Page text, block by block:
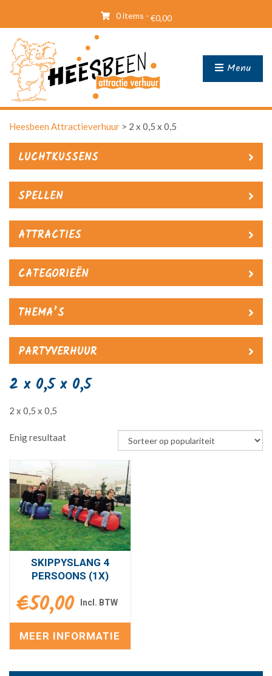
0 items - €0,00
Menu
Heesbeen Attractieverhuur > 2 x 0,5 x 0,5
LUCHTKUSSENS
SPELLEN
ATTRACTIES
CATEGORIEËN
THEMA’S
PARTYVERHUUR
2 x 0,5 x 0,5
2 x 0,5 x 0,5
Enig resultaat
SKIPPYSLANG 4
PERSOONS (1X)
€50,00
MEER INFORMATIE